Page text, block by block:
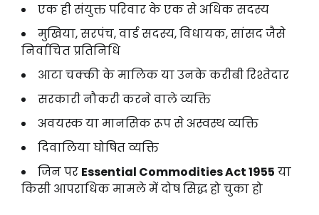
एक ही संयुक्त परिवार के एक से अधिक सदस्य
मुखिया, सरपंच, वार्ड सदस्य, विधायक, सांसद जैसे
निर्वाचित प्रतिनिधि
आटा चक्की के मालिक या उनके करीबी रिश्तेदार
सरकारी नौकरी करने वाले व्यक्ति
अवयस्क या मानसिक रूप से अस्वस्थ व्यक्ति
दिवालिया घोषित व्यक्ति
जिन पर Essential Commodities Act 1955 या
किसी आपराधिक मामले में दोष सिद्ध हो चुका हो